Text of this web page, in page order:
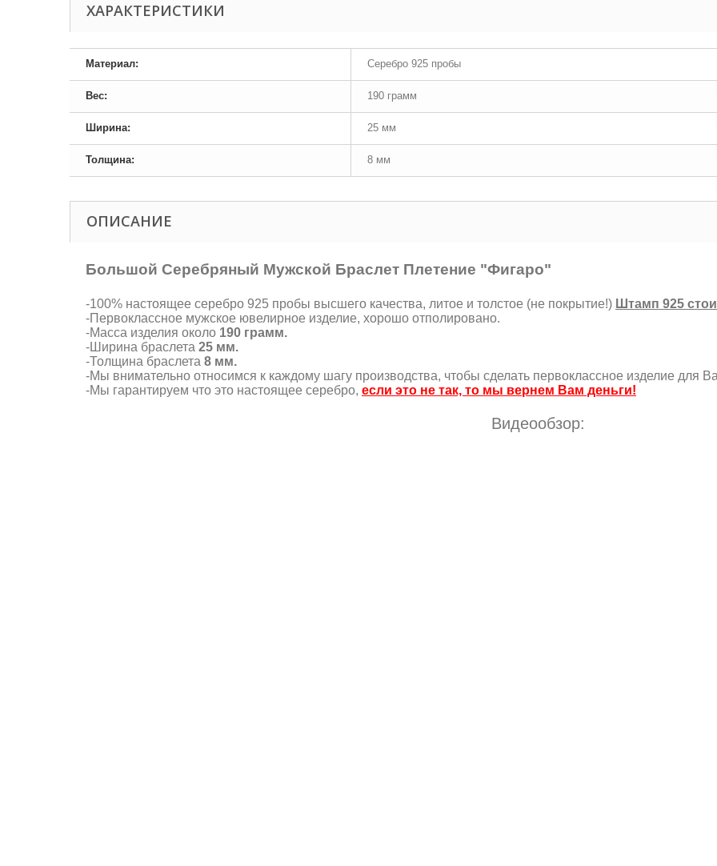
ХАРАКТЕРИСТИКИ
Материал: Серебро 925 пробы
Вес: 190 грамм
Ширина: 25 мм
Толщина: 8 мм
ОПИСАНИЕ
Большой Серебряный Мужской Браслет Плетение "Фигаро"
-100% настоящее серебро 925 пробы высшего качества, литое и толстое (не покрытие!) Штамп 925
-Первоклассное мужское ювелирное изделие, хорошо отполировано.
-Масса изделия около 190 грамм.
-Ширина браслета 25 мм.
-Толщина браслета 8 мм.
-Мы внимательно относимся к каждому шагу производства, чтобы сделать первоклассное изделие для
-Мы гарантируем что это настоящее серебро, если это не так, то мы вернем Вам деньги!
Видеообзор: